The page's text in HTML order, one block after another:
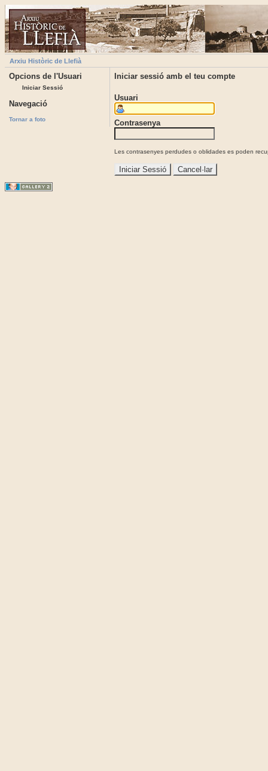
Arxiu Històric de Llefià
Opcions de l'Usuari
Iniciar Sessió
Navegació
Tornar a foto
Iniciar sessió amb el teu compte
Usuari
Contrasenya
Les contrasenyes perdudes o oblidades es poden